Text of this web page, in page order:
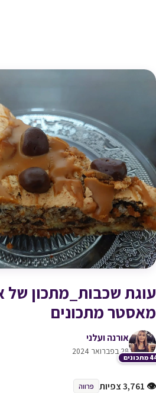
עוגת שכבות_מתכון של
מאסטר מתכונים
אורנה ועלני
28 בפברואר 2024
👁 3,761 צפיות פרווה